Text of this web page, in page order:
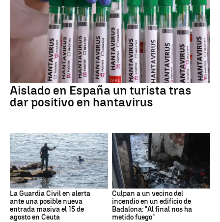
Aislado en España un turista tras
dar positivo en hantavirus
La Guardia Civil en alerta
ante una posible nueva
entrada masiva el 15 de
agosto en Ceuta
Culpan a un vecino del
incendio en un edificio de
Badalona: "Al final nos ha
metido fuego"